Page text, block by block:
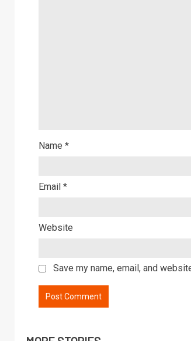
Name *
Email *
Website
Save my name, email, and